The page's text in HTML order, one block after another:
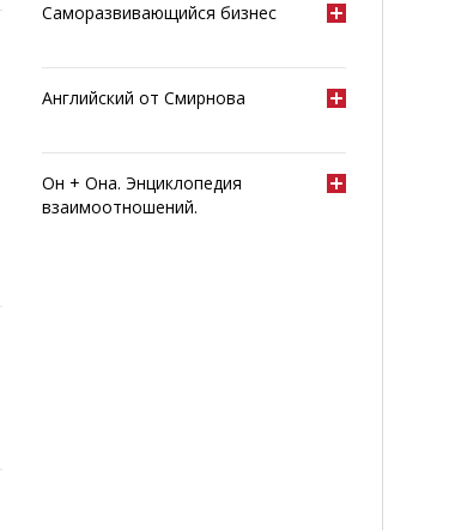
Саморазвивающийся бизнес
Английский от Смирнова
Он + Она. Энциклопедия
взаимоотношений.